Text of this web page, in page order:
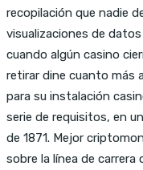
recopilación que nadie
visualizaciones de
cuando algún casino
retirar dine cuanto más
para su instalación
serie de requisitos, en
de 1871. Mejor
sobre la línea de carrera